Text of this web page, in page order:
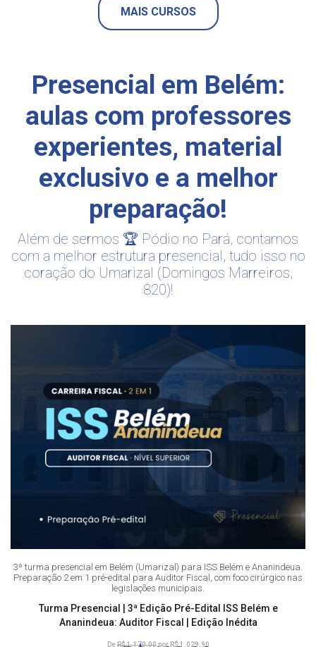
MAIS CURSOS
Presencial em Belém:
aulas com professores
experientes, material
exclusivo e a melhor
preparação!
Além de sermos 🏆 Pódio no Pará, contamos
com a melhor estrutura presencial, tudo isso no
coração do Umarizal (Domingos Marreiros,
820)!
3ª turma presencial em Belém (Umarizal) para ISS Belém e Ananindeua.
Preparação 2 em 1 pré-edital para Auditor Fiscal, com foco cirúrgico nas
legislações municipais.
Turma Presencial | 3ª Edição Pré-Edital ISS Belém e
Ananindeua: Auditor Fiscal | Edição Inédita
DeR$ 1.170,00por R$ 1.029,90